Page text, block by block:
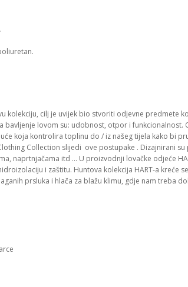
kolekciju, cilj je uvijek bio stvoriti odjevne predmete
bavljenje lovom su: udobnost, otpor i funkcionalnost.
koja kontrolira toplinu do / iz našeg tijela kako bi
Collection slijedi ove postupake . Dizajnirani
naprtnjačama itd … U proizvodnji lovačke odjeće
i zaštitu. Huntova kolekcija HART-a kreće
prsluka i hlača za blažu klimu, gdje nam treba